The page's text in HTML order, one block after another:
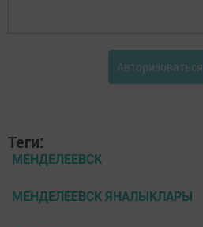
Авторизоваться
Теги:
МЕНДЕЛЕЕВСК
МЕНДЕЛЕЕВСК ЯНАЛЫКЛАРЫ